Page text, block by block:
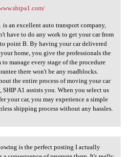
is an excellent auto transport company,
have to do any work to get your car from
point B. By having your car delivered
home, you give the professionals the
to manage every stage of the procedure
there won't be any roadblocks.
the entire process of moving your car
SHIP A1 assists you. When you select us
your car, you may experience a simple
shipping process without any hassles.
is the perfect
is the perfect posting I actually